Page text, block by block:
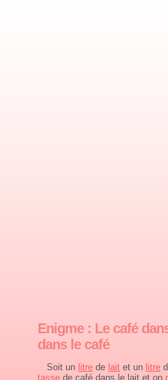
Enigme : Le café
dans le café
Soit un litre de lait et un litre
tasse de café dans le lait et on